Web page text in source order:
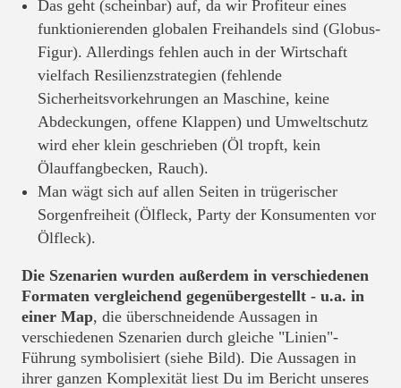
Das geht (scheinbar) auf, da wir Profiteur eines
funktionierenden globalen Freihandels sind (Globus-
Figur). Allerdings fehlen auch in der Wirtschaft
vielfach Resilienzstrategien (fehlende
Sicherheitsvorkehrungen an Maschine, keine
Abdeckungen, offene Klappen) und Umweltschutz
wird eher klein geschrieben (Öl tropft, kein
Ölauffangbecken, Rauch).
Man wägt sich auf allen Seiten in trügerischer
Sorgenfreiheit (Ölfleck, Party der Konsumenten vor
Ölfleck).
Die Szenarien wurden außerdem in verschiedenen
Formaten vergleichend gegenübergestellt - u.a. in
einer Map, die überschneidende Aussagen in
verschiedenen Szenarien durch gleiche "Linien"-
Führung symbolisiert (siehe Bild). Die Aussagen in
ihrer ganzen Komplexität liest Du im Bericht unseres